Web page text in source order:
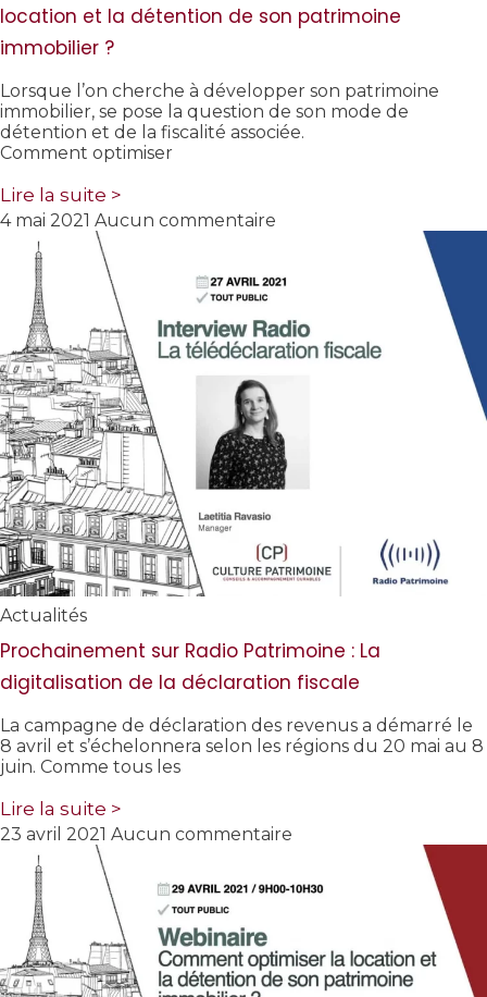
location et la détention de son patrimoine
immobilier ?
Lorsque l’on cherche à développer son patrimoine
immobilier, se pose la question de son mode de
détention et de la fiscalité associée.
Comment optimiser
Lire la suite >
4 mai 2021 Aucun commentaire
Actualités
Prochainement sur Radio Patrimoine : La
digitalisation de la déclaration fiscale
La campagne de déclaration des revenus a démarré le
8 avril et s’échelonnera selon les régions du 20 mai au 8
juin. Comme tous les
Lire la suite >
23 avril 2021 Aucun commentaire